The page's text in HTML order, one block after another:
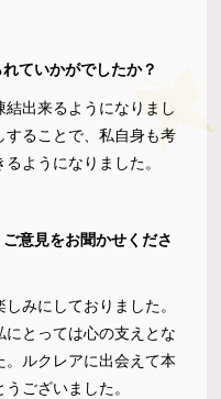
ていかがでしたか？
出来るようになりまし
することで、私自身も考
ようになりました。
意見をお聞かせくださ
みにしておりました。
とっては心の支えとな
。ルクレアに出会えて本
ございました。